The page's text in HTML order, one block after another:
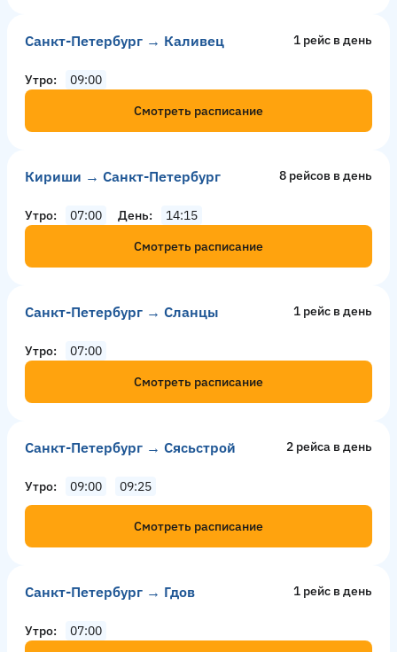
Санкт-Петербург → Каливец 1 рейс в день
Утро
09:00
Смотреть расписание
Кириши → Санкт-Петербург 8 рейсов в день
Утро 07:00 День
14:15
Смотреть расписание
Санкт-Петербург → Сланцы 1 рейс в день
Утро
07:00
Смотреть расписание
Санкт-Петербург → Сясьстрой 2 рейсa в день
Утро 09:00 09:25
Смотреть расписание
Санкт-Петербург → Гдов 1 рейс в день
Утро
07:00